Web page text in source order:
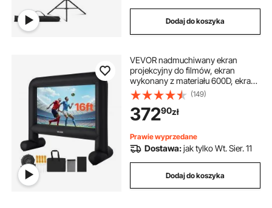
Dodaj do koszyka
VEVOR nadmuchiwany ekran
projekcyjny do filmów, ekran
wykonany z materiału 600D, ekran
projekcyjny z przenośną torbą do
przechowywania, 16:9, projekcja
filmów na imprezę tematyczną w
kinie domowym, zabawa przy
basenie (378 x 130 x 317 cm)
(149)
37290zł
Prawie wyprzedane
Dostawa:jak tylko Wt. Sier. 11
Dodaj do koszyka